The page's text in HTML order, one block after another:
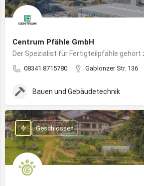
Centrum Pfähle GmbH
08341 8715780 Gablonzer Str. 136
Bauen und Gebäudetechnik
Geschlossen